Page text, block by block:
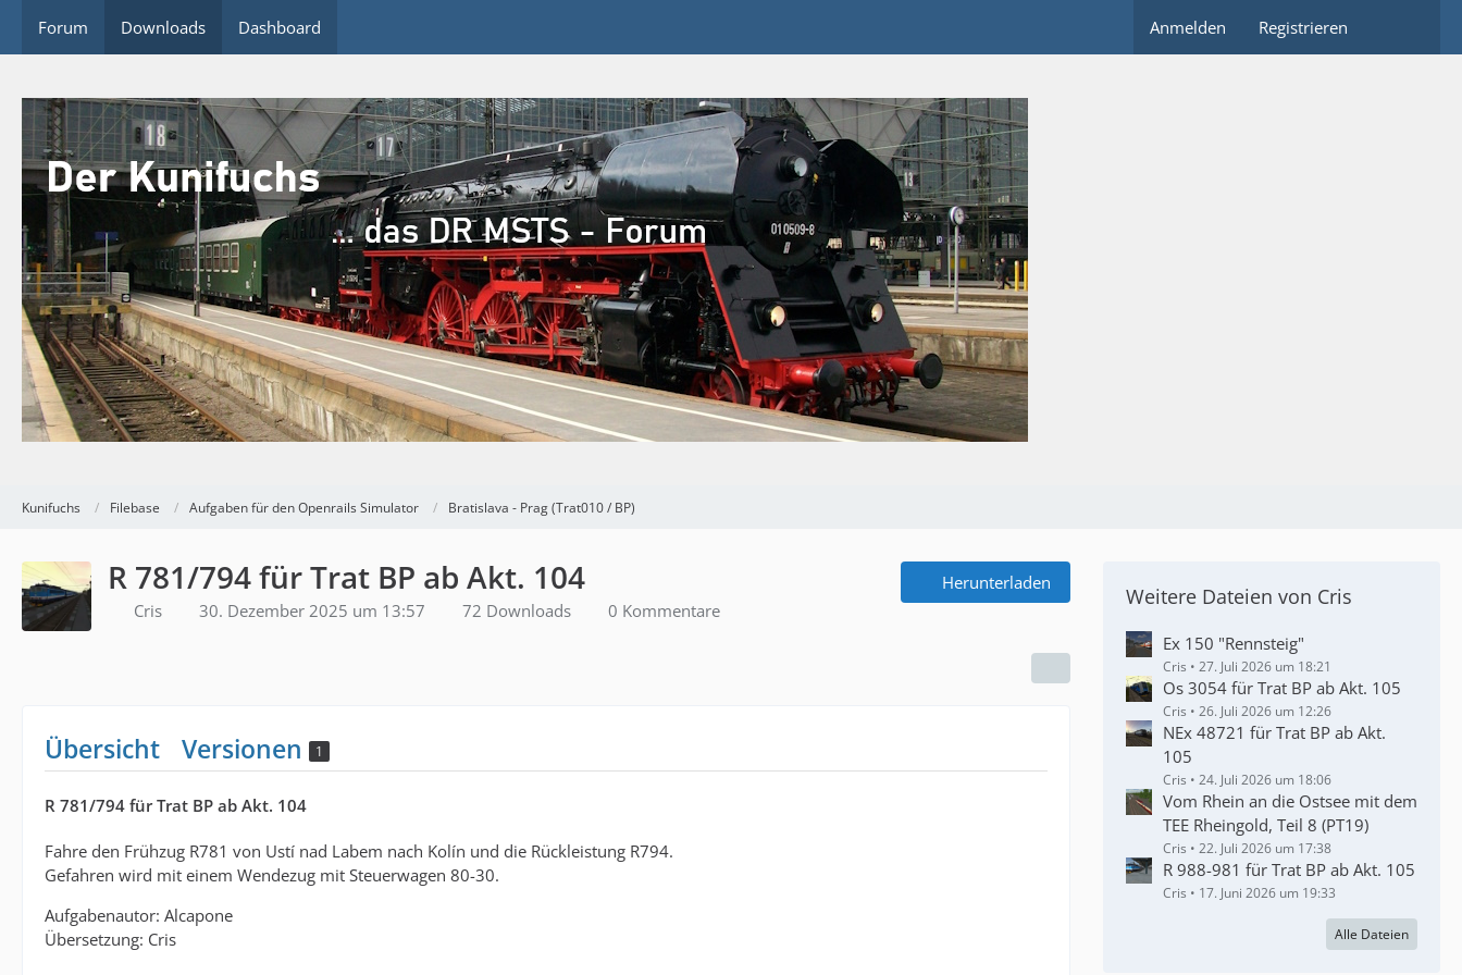
Forum Downloads Dashboard Anmelden Registrieren
Kunifuchs Filebase Aufgaben für den Openrails Simulator Bratislava - Prag (Trat010 / BP)
R 781/794 für Trat BP ab Akt. 104
Cris 30. Dezember 2025 um 13:57 72 Downloads 0 Kommentare
Herunterladen
Übersicht Versionen 1
R 781/794 für Trat BP ab Akt. 104
Fahre den Frühzug R781 von Ustí nad Labem nach Kolín und die Rückleistung R794.
Gefahren wird mit einem Wendezug mit Steuerwagen 80-30.
Aufgabenautor: Alcapone
Übersetzung: Cris
Weitere Dateien von Cris
Ex 150 "Rennsteig"
Cris 27. Juli 2026 um 18:21
Os 3054 für Trat BP ab Akt. 105
Cris 26. Juli 2026 um 12:26
NEx 48721 für Trat BP ab Akt.
105
Cris 24. Juli 2026 um 18:06
Vom Rhein an die Ostsee mit dem
TEE Rheingold, Teil 8 (PT19)
Cris 22. Juli 2026 um 17:38
R 988-981 für Trat BP ab Akt. 105
Cris 17. Juni 2026 um 19:33
Alle Dateien